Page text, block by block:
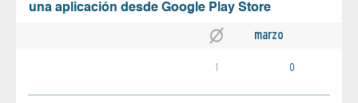
una aplicación desde Google Play Store
marzo
1 0